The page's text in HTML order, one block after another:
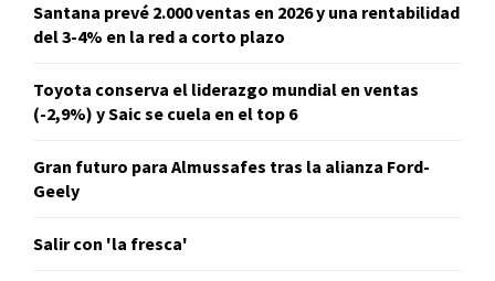
Santana prevé 2.000 ventas en 2026 y una rentabilidad
del 3-4% en la red a corto plazo
Toyota conserva el liderazgo mundial en ventas
(-2,9%) y Saic se cuela en el top 6
Gran futuro para Almussafes tras la alianza Ford-
Geely
Salir con 'la fresca'